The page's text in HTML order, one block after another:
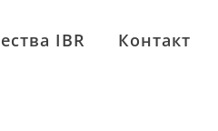
IBR Контакт